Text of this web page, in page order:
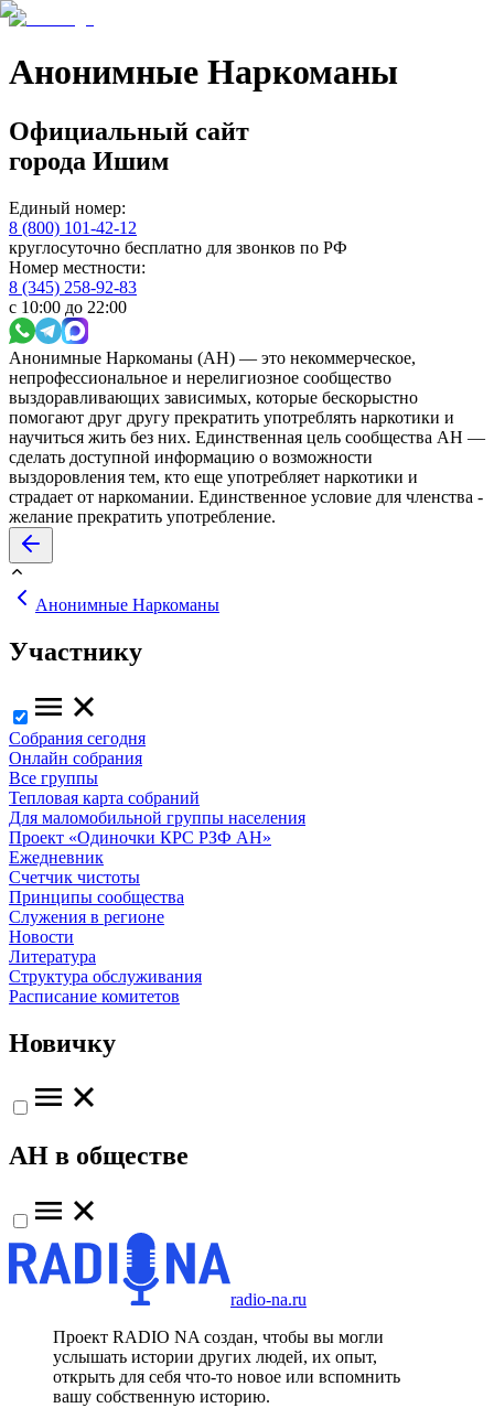
Анонимные Наркоманы
Официальный сайт
города Ишим
Единый номер:
8 (800) 101-42-12
круглосуточно бесплатно для звонков по РФ
Номер местности:
8 (345) 258-92-83
с 10:00 до 22:00
Анонимные Наркоманы (АН) — это некоммерческое,
непрофессиональное и нерелигиозное сообщество
выздоравливающих зависимых, которые бескорыстно
помогают друг другу прекратить употреблять наркотики и
научиться жить без них. Единственная цель сообщества АН —
сделать доступной информацию о возможности
выздоровления тем, кто еще употребляет наркотики и
страдает от наркомании. Единственное условие для членства -
желание прекратить употребление.
Анонимные Наркоманы
Участнику
Собрания сегодня
Онлайн собрания
Все группы
Тепловая карта собраний
Для маломобильной группы населения
Проект «Одиночки КРС РЗФ АН»
Ежедневник
Счетчик чистоты
Принципы сообщества
Служения в регионе
Новости
Литература
Структура обслуживания
Расписание комитетов
Новичку
АН в обществе
radio-na.ru
Проект RADIO NA создан, чтобы вы могли
услышать истории других людей, их опыт,
открыть для себя что-то новое или вспомнить
вашу собственную историю.